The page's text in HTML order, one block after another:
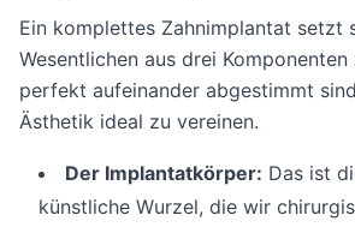
Ein komplettes Zahnimplantat setzt
Wesentlichen aus drei
perfekt aufeinander abgestimmt
Ästhetik ideal zu vereinen.
Der Implantatkörper: Das ist
künstliche Wurzel, die wir